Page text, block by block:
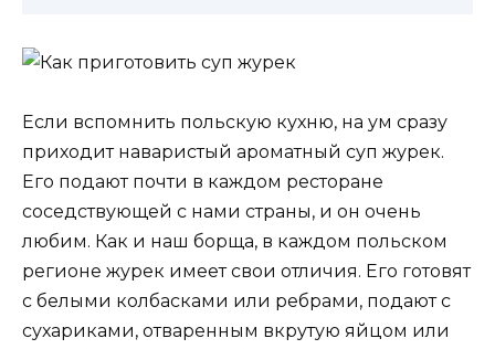
Если вспомнить польскую кухню, на ум сразу
приходит наваристый ароматный суп журек.
Его подают почти в каждом ресторане
соседствующей с нами страны, и он очень
любим. Как и наш борща, в каждом польском
регионе журек имеет свои отличия. Его готовят
с белыми колбасками или ребрами, подают с
сухариками, отваренным вкрутую яйцом или